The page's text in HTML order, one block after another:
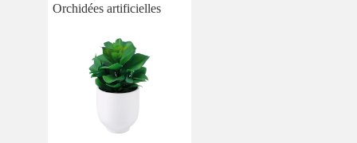
Orchidées artificielles